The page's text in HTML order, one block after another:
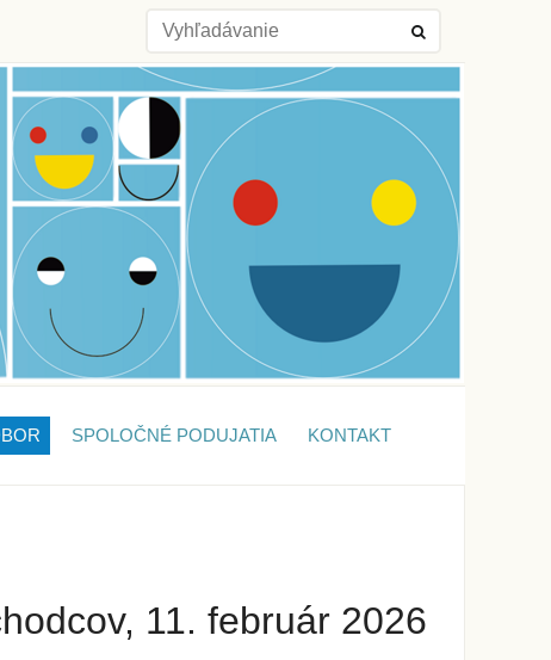
SPOLOČNÉ PODUJATIA KONTAKT
11. február 2026